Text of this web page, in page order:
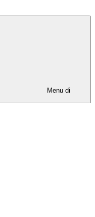
Menu di